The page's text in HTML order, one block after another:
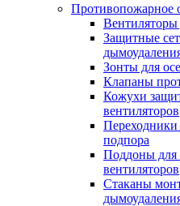
Противопожарное
Защитные
Зонты для
Клапаны
Кожухи
вентиляторов
подпора
Поддоны
вентиляторов
Стаканы